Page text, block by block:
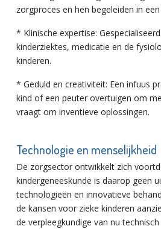
zorgproces en hen begeleiden in
* Klinische expertise:
kinderziektes, medicatie en de
kinderen.
* Geduld en creativiteit: Een infuus
kind of een peuter overtuigen om
vraagt om inventieve oplossingen.
Technologie en menselijkheid
De zorgsector ontwikkelt zich
kindergeneeskunde is daarop geen
technologieën en innovatieve
de kansen voor zieke kinderen
de verpleegkundige van nu